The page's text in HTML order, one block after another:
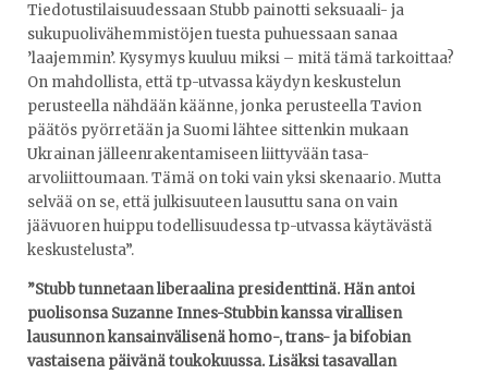
Tiedotustilaisuudessaan Stubb painotti seksuaali- ja
sukupuolivähemmistöjen tuesta puhuessaan sanaa
’laajemmin’. Kysymys kuuluu miksi – mitä tämä tarkoittaa?
On mahdollista, että tp-utvassa käydyn keskustelun
perusteella nähdään käänne, jonka perusteella Tavion
päätös pyörretään ja Suomi lähtee sittenkin mukaan
Ukrainan jälleenrakentamiseen liittyvään tasa-
arvoliittoumaan. Tämä on toki vain yksi skenaario. Mutta
selvää on se, että julkisuuteen lausuttu sana on vain
jäävuoren huippu todellisuudessa tp-utvassa käytävästä
keskustelusta”.
”Stubb tunnetaan liberaalina presidenttinä. Hän antoi
puolisonsa Suzanne Innes-Stubbin kanssa virallisen
lausunnon kansainvälisenä homo-, trans- ja bifobian
vastaisena päivänä toukokuussa. Lisäksi tasavallan